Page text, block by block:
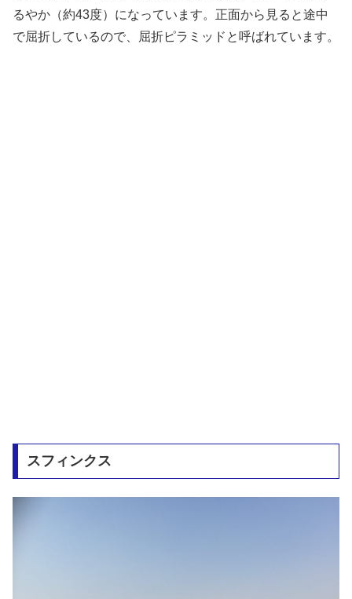
るやか（約43度）になっています。正面から見ると途中
で屈折しているので、屈折ピラミッドと呼ばれています。
スフィンクス